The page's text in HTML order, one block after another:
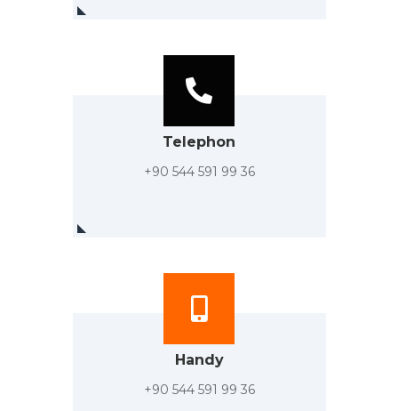
Telephon
+90 544 591 99 36
Handy
+90 544 591 99 36